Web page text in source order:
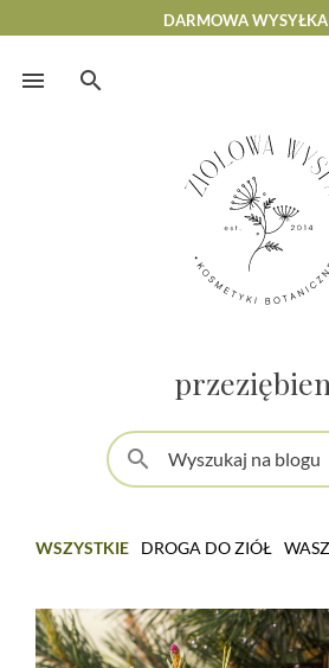
Skip
DARMOWA
search
WSZYSTKIE DROGA DO ZIÓŁ